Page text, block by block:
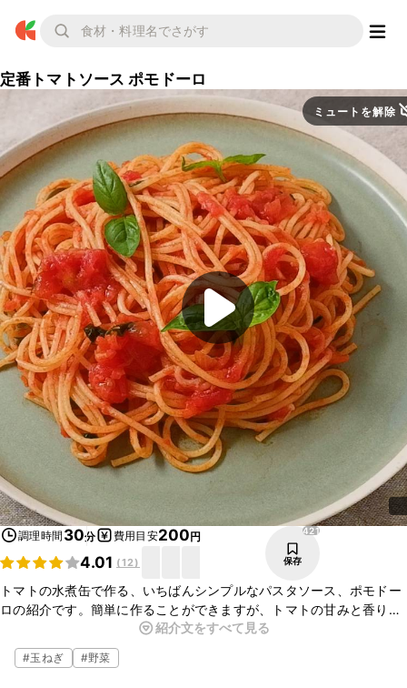
定番トマトソース ポモドーロ
ミュートを解除
調理時間 30分 費用目安200円
4.01 (12)
421
保存
トマトの水煮缶で作る、いちばんシンプルなパスタソース、ポモドー
ロの紹介です。簡単に作ることができますが、トマトの甘みと香り、
ニンニクのコクが存分に発揮された、本格的な味です。手軽にイタリ
アンを楽しんでくださいね。
紹介文をすべて見る
#玉ねぎ #野菜